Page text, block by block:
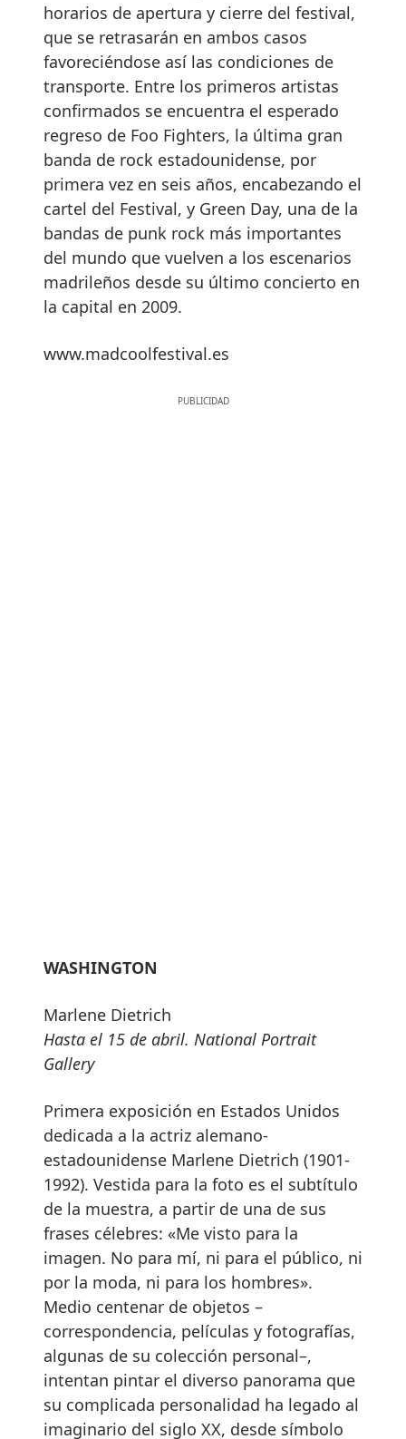
horarios de apertura y cierre del festival,
que se retrasarán en ambos casos
favoreciéndose así las condiciones de
transporte. Entre los primeros artistas
confirmados se encuentra el esperado
regreso de Foo Fighters, la última gran
banda de rock estadounidense, por
primera vez en seis años, encabezando el
cartel del Festival, y Green Day, una de la
bandas de punk rock más importantes
del mundo que vuelven a los escenarios
madrileños desde su último concierto en
la capital en 2009.
www.madcoolfestival.es
WASHINGTON
Marlene Dietrich
Hasta el 15 de abril. National Portrait
Gallery
Primera exposición en Estados Unidos
dedicada a la actriz alemano-
estadounidense Marlene Dietrich (1901-
1992). Vestida para la foto es el subtítulo
de la muestra, a partir de una de sus
frases célebres: «Me visto para la
imagen. No para mí, ni para el público, ni
por la moda, ni para los hombres».
Medio centenar de objetos –
correspondencia, películas y fotografías,
algunas de su colección personal–,
intentan pintar el diverso panorama que
su complicada personalidad ha legado al
imaginario del siglo XX, desde símbolo